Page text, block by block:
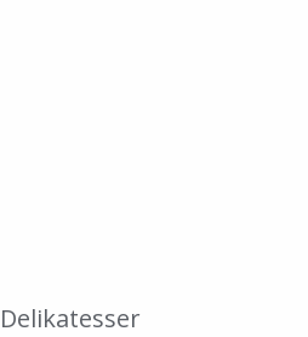
Delikatesser